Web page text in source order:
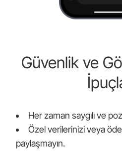
Güvenlik ve
Her zaman saygılı ve
Özel verilerinizi veya
paylaşmayın.